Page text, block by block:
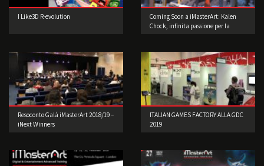
I Like3D R-evolution
Coming Soon a iMasterArt: Kalen
Chock, infinita passione per la
Resoconto Galà iMasterArt 2018/19 –
iNext Winners
ITALIAN GAMES FACTORY ALLA GDC
2019